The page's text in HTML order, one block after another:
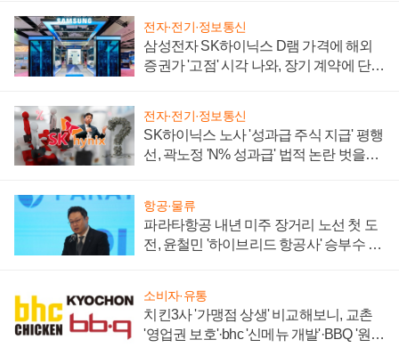
전자·전기·정보통신
삼성전자 SK하이닉스 D램 가격에 해외
증권가 '고점' 시각 나와, 장기 계약에 단점
전자·전기·정보통신
SK하이닉스 노사 '성과급 주식 지급' 평행
선, 곽노정 'N% 성과급' 법적 논란 벗을지
항공·물류
파라타항공 내년 미주 장거리 노선 첫 도
전, 윤철민 '하이브리드 항공사' 승부수 통
소비자·유통
치킨3사 '가맹점 상생' 비교해보니, 교촌
'영업권 보호'·bhc '신메뉴 개발'·BBQ '원가